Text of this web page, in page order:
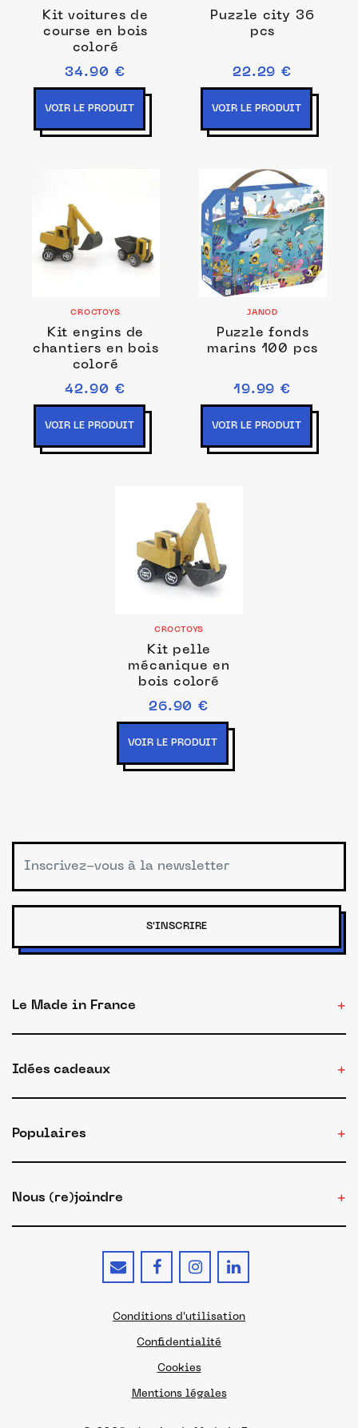
Kit voitures de
course en bois
coloré
34.90 €
VOIR LE PRODUIT
Puzzle city 36
pcs
22.29 €
VOIR LE PRODUIT
CROCTOYS
Kit engins de
chantiers en bois
coloré
42.90 €
VOIR LE PRODUIT
JANOD
Puzzle fonds
marins 100 pcs
19.99 €
VOIR LE PRODUIT
CROCTOYS
Kit pelle
mécanique en
bois coloré
26.90 €
VOIR LE PRODUIT
S'INSCRIRE
Le Made in France
Idées cadeaux
Populaires
Nous (re)joindre
Conditions d'utilisation
Confidentialité
Cookies
Mentions légales